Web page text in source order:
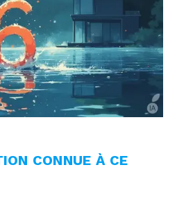
CONNUE À CE